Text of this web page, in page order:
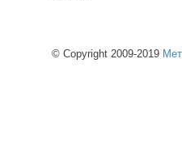
© Copyright 2009-2019